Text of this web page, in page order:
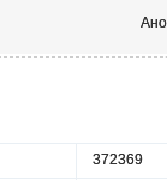
372369